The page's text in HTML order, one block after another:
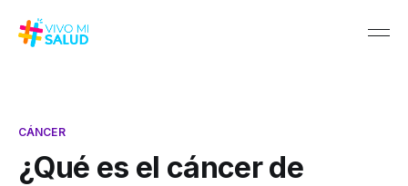
CÁNCER
¿Qué es el cáncer de